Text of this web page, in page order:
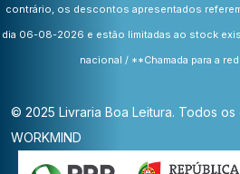
contrário, os descontos apresentados
dia 06-08-2026 e estão limitadas ao stock
nacional / **Chamada para a
© 2025 Livraria Boa Leitura. Todos
WORKMIND